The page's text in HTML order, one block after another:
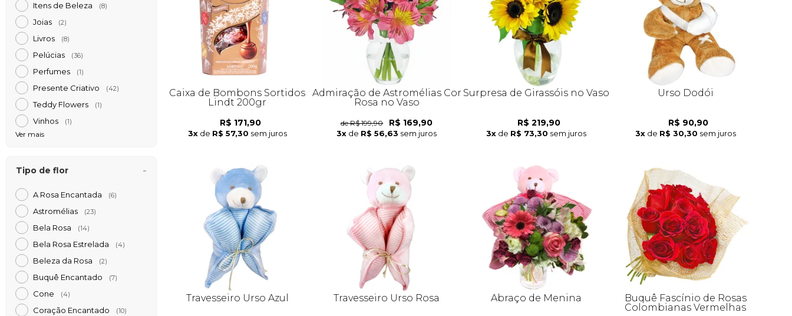
Itens de Beleza (8)
Joias (2)
Livros (8)
Pelúcias (36)
Perfumes (1)
Presente Criativo (42)
Teddy Flowers (1)
Vinhos (1)
Ver mais
Tipo de flor
A Rosa Encantada (6)
Astromélias (23)
Bela Rosa (14)
Bela Rosa Estrelada (4)
Beleza da Rosa (2)
Buquê Encantado (7)
Cone (4)
Coração Encantado (10)
Caixa de Bombons Sortidos
Lindt 200gr
R$ 171,90
3x de R$ 57,30 sem juros
Admiração de Astromélias Cor
Rosa no Vaso
de R$ 199,90 R$ 169,90
3x de R$ 56,63 sem juros
Surpresa de Girassóis no Vaso
R$ 219,90
3x de R$ 73,30 sem juros
Urso Dodói
R$ 90,90
3x de R$ 30,30 sem juros
Travesseiro Urso Azul Travesseiro Urso Rosa Abraço de Menina
Buquê Fascínio de Rosas
Colombianas Vermelhas